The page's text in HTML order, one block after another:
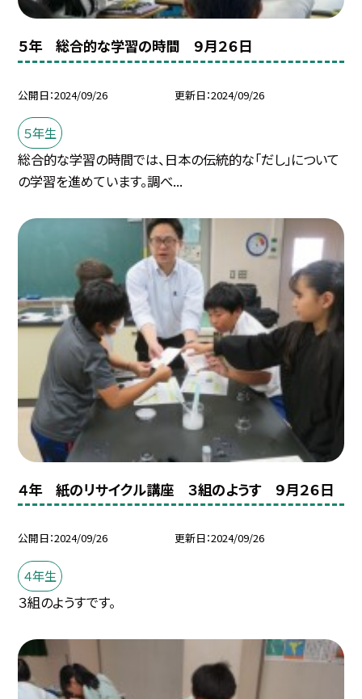
５年 総合的な学習の時間 ９月２６日
公開日 2024/09/26 更新日 2024/09/26
５年生
総合的な学習の時間では、日本の伝統的な「だし」について
の学習を進めています。調べ...
４年 紙のリサイクル講座 ３組のようす ９月２６日
公開日 2024/09/26 更新日 2024/09/26
４年生
３組のようすです。